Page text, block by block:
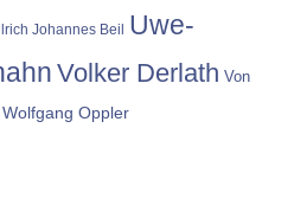
Johannes Beil
Uwe-
Volker Derlath Von
Wolfgang Oppler